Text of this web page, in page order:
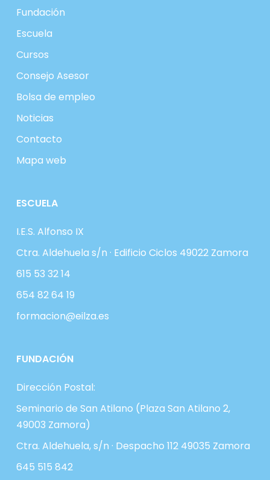
Fundación
Escuela
Cursos
Consejo Asesor
Bolsa de empleo
Noticias
Contacto
Mapa web
ESCUELA
I.E.S. Alfonso IX
Ctra. Aldehuela s/n · Edificio Ciclos 49022 Zamora
615 53 32 14
654 82 64 19
formacion@eilza.es
FUNDACIÓN
Dirección Postal:
Seminario de San Atilano (Plaza San Atilano 2,
49003 Zamora)
Ctra. Aldehuela, s/n · Despacho 112 49035 Zamora
645 515 842